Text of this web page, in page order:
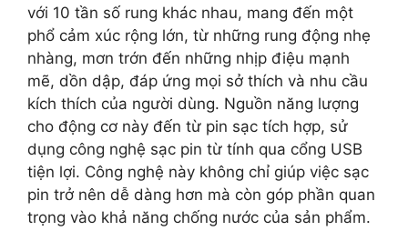
với 10 tần số rung khác nhau, mang đến một
phổ cảm xúc rộng lớn, từ những rung động nhẹ
nhàng, mơn trớn đến những nhịp điệu mạnh
mẽ, dồn dập, đáp ứng mọi sở thích và nhu cầu
kích thích của người dùng. Nguồn năng lượng
cho động cơ này đến từ pin sạc tích hợp, sử
dụng công nghệ sạc pin từ tính qua cổng USB
tiện lợi. Công nghệ này không chỉ giúp việc sạc
pin trở nên dễ dàng hơn mà còn góp phần quan
trọng vào khả năng chống nước của sản phẩm.